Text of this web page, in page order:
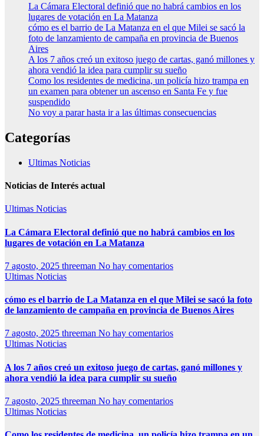
La Cámara Electoral definió que no habrá cambios en los
lugares de votación en La Matanza
cómo es el barrio de La Matanza en el que Milei se sacó la
foto de lanzamiento de campaña en provincia de Buenos
Aires
A los 7 años creó un exitoso juego de cartas, ganó millones y
ahora vendió la idea para cumplir su sueño
Como los residentes de medicina, un policía hizo trampa en
un examen para obtener un ascenso en Santa Fe y fue
suspendido
No voy a parar hasta ir a las últimas consecuencias
Categorías
Ultimas Noticias
Noticias de Interés actual
Ultimas Noticias
La Cámara Electoral definió que no habrá cambios en los
lugares de votación en La Matanza
7 agosto, 2025 threeman No hay comentarios
Ultimas Noticias
cómo es el barrio de La Matanza en el que Milei se sacó la foto
de lanzamiento de campaña en provincia de Buenos Aires
7 agosto, 2025 threeman No hay comentarios
Ultimas Noticias
A los 7 años creó un exitoso juego de cartas, ganó millones y
ahora vendió la idea para cumplir su sueño
7 agosto, 2025 threeman No hay comentarios
Ultimas Noticias